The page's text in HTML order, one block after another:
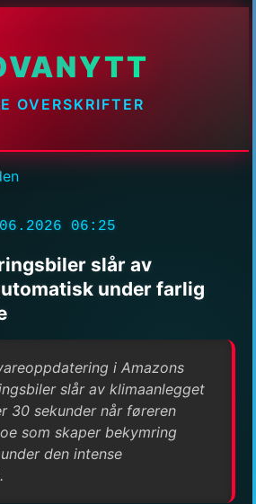
OVERSKRIFTER
06:25
slår av
under farlig
i Amazons
slår av klimaanlegget
30 sekunder når føreren
som skaper bekymring
den intense